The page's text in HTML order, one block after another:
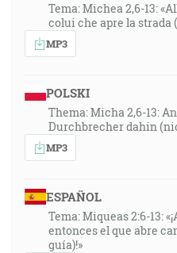
Tema: Michea 2,6-13:
colui che apre la strada
MP3
POLSKI
Thema: Micha 2,6-13:
Durchbrecher dahin
MP3
ESPAÑOL
Tema: Miqueas 2:6-13:
entonces el que abre
guía)!»